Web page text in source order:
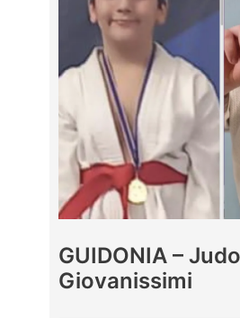
GUIDONIA –
Giovanissimi